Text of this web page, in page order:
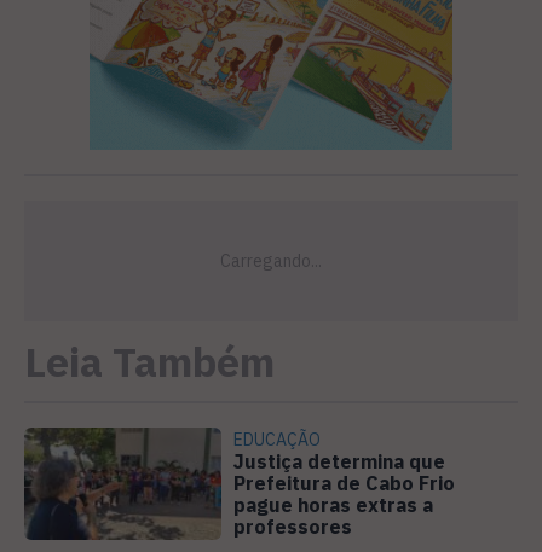
Leia Também
EDUCAÇÃO
Justiça determina que
Prefeitura de Cabo Frio
pague horas extras a
professores